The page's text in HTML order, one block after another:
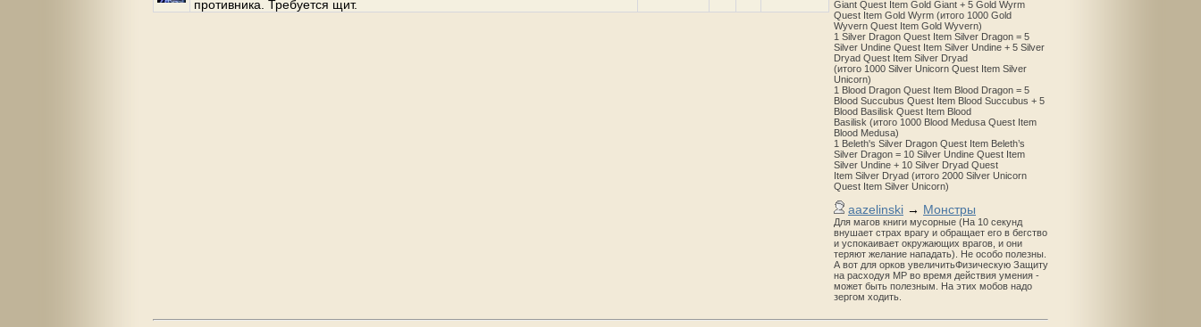
Giant Quest Item Gold Giant + 5 Gold Wyrm
Quest Item Gold Wyrm (итого 1000 Gold
Wyvern Quest Item Gold Wyvern)
1 Silver Dragon Quest Item Silver Dragon = 5
Silver Undine Quest Item Silver Undine + 5 Silver
Dryad Quest Item Silver Dryad
(итого 1000 Silver Unicorn Quest Item Silver
Unicorn)
1 Blood Dragon Quest Item Blood Dragon = 5
Blood Succubus Quest Item Blood Succubus + 5
Blood Basilisk Quest Item Blood
Basilisk (итого 1000 Blood Medusa Quest Item
Blood Medusa)
1 Beleth's Silver Dragon Quest Item Beleth’s
Silver Dragon = 10 Silver Undine Quest Item
Silver Undine + 10 Silver Dryad Quest
Item Silver Dryad (итого 2000 Silver Unicorn
Quest Item Silver Unicorn)
aazelinski → Монстры
Для магов книги мусорные (На 10 секунд
внушает страх врагу и обращает его в бегство
и успокаивает окружающих врагов, и они
теряют желание нападать). Не особо полезны.
А вот для орков увеличитьФизическую Защиту
на расходуя MP во время действия умения -
может быть полезным. На этих мобов надо
зергом ходить.
противника. Требуется щит.